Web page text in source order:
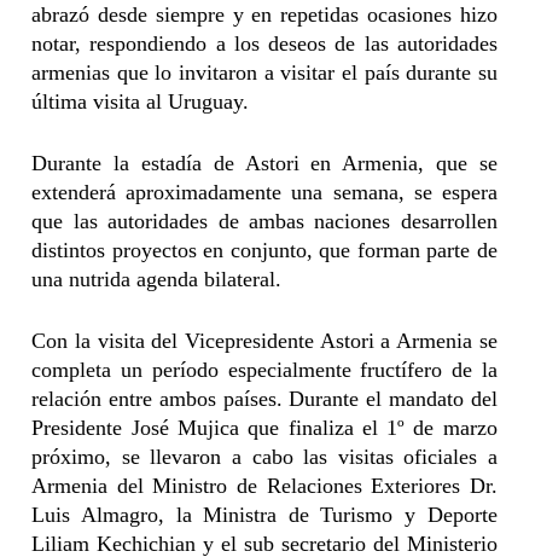
abrazó desde siempre y en repetidas ocasiones hizo
notar, respondiendo a los deseos de las autoridades
armenias que lo invitaron a visitar el país durante su
última visita al Uruguay.
Durante la estadía de Astori en Armenia, que se
extenderá aproximadamente una semana, se espera
que las autoridades de ambas naciones desarrollen
distintos proyectos en conjunto, que forman parte de
una nutrida agenda bilateral.
Con la visita del Vicepresidente Astori a Armenia se
completa un período especialmente fructífero de la
relación entre ambos países. Durante el mandato del
Presidente José Mujica que finaliza el 1º de marzo
próximo, se llevaron a cabo las visitas oficiales a
Armenia del Ministro de Relaciones Exteriores Dr.
Luis Almagro, la Ministra de Turismo y Deporte
Liliam Kechichian y el sub secretario del Ministerio